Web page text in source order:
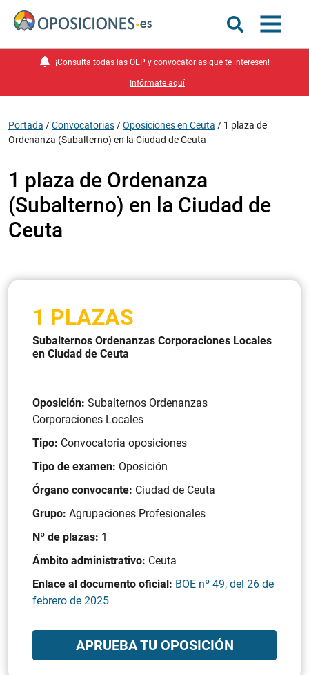
¡Consulta todas las OEP y convocatorias que te interesen!
Infórmate aquí
Portada /Convocatorias /Oposiciones en Ceuta / 1 plaza de
Ordenanza (Subalterno) en la Ciudad de Ceuta
1 plaza de Ordenanza
(Subalterno) en la Ciudad de
Ceuta
1 PLAZAS
Subalternos Ordenanzas Corporaciones Locales
en Ciudad de Ceuta
Oposición: Subalternos Ordenanzas
Corporaciones Locales
Tipo: Convocatoria oposiciones
Tipo de examen: Oposición
Órgano convocante: Ciudad de Ceuta
Grupo: Agrupaciones Profesionales
Nº de plazas: 1
Ámbito administrativo: Ceuta
Enlace al documento oficial: BOE nº 49, del 26 de
febrero de 2025
APRUEBA TU OPOSICIÓN